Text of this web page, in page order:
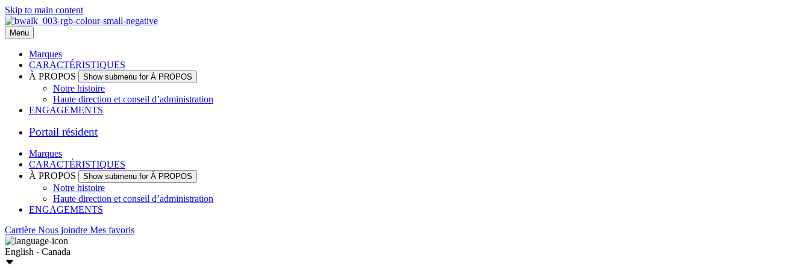
Skip to main content
Menu
Marques
CARACTÉRISTIQUES
À PROPOS
Show submenu for À PROPOS
Notre histoire
Haute direction et conseil d’administration
ENGAGEMENTS
Portail résident
Marques
CARACTÉRISTIQUES
À PROPOS
Show submenu for À PROPOS
Notre histoire
Haute direction et conseil d’administration
ENGAGEMENTS
Carrière Nous joindre Mes favoris
English - Canada